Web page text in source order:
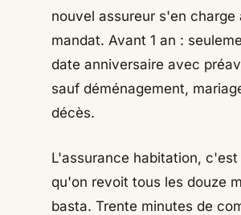
nouvel assureur s'en charge
mandat. Avant 1 an :
date anniversaire avec
sauf déménagement,
décès.
L'assurance habitation,
qu'on revoit tous les douze
basta. Trente minutes de